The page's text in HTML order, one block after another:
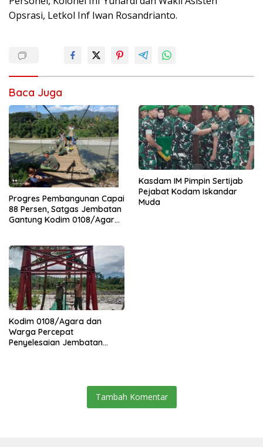
Opsrasi, Letkol Inf Iwan Rosandrianto.
Baca Juga
Progres Pembangunan Capai
88 Persen, Satgas Jembatan
Gantung Kodim 0108/Agara
Kasdam IM Pimpin Sertijab
Pejabat Kodam Iskandar
Muda
Kodim 0108/Agara dan
Warga Percepat
Penyelesaian Jembatan
Tambah Komentar